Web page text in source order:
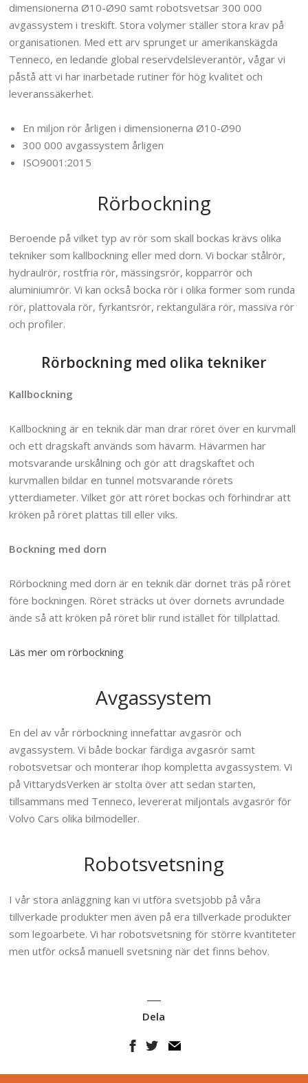
dimensionerna Ø10-Ø90 samt robotsvetsar 300 000
avgassystem i treskift. Stora volymer ställer stora krav på
organisationen. Med ett arv sprunget ur amerikanskägda
Tenneco, en ledande global reservdelsleverantör, vågar vi
påstå att vi har inarbetade rutiner för hög kvalitet och
leveranssäkerhet.
En miljon rör årligen i dimensionerna Ø10-Ø90
300 000 avgassystem årligen
ISO9001:2015
Rörbockning
Beroende på vilket typ av rör som skall bockas krävs olika
tekniker som kallbockning eller med dorn. Vi bockar stålrör,
hydraulrör, rostfria rör, mässingsrör, kopparrör och
aluminiumrör. Vi kan också bocka rör i olika former som runda
rör, plattovala rör, fyrkantsrör, rektangulära rör, massiva rör
och profiler.
Rörbockning med olika tekniker
Kallbockning
Kallbockning är en teknik där man drar röret över en kurvmall
och ett dragskaft används som hävarm. Hävarmen har
motsvarande urskålning och gör att dragskaftet och
kurvmallen bildar en tunnel motsvarande rörets
ytterdiameter. Vilket gör att röret bockas och förhindrar att
kröken på röret plattas till eller viks.
Bockning med dorn
Rörbockning med dorn är en teknik där dornet träs på röret
före bockningen. Röret sträcks ut över dornets avrundade
ände så att kröken på röret blir rund istället för tillplattad.
Läs mer om rörbockning
Avgassystem
En del av vår rörbockning innefattar avgasrör och
avgassystem. Vi både bockar färdiga avgasrör samt
robotsvetsar och monterar ihop kompletta avgassystem.Vi
på VittarydsVerken är stolta över att sedan starten,
tillsammans med Tenneco, levererat miljontals avgasrör för
Volvo Cars olika bilmodeller.
Robotsvetsning
I vår stora anläggning kan vi utföra svetsjobb på våra
tillverkade produkter men även på era tillverkade produkter
som legoarbete. Vi har robotsvetsning för större kvantiteter
men utför också manuell svetsning när det finns behov.
Dela